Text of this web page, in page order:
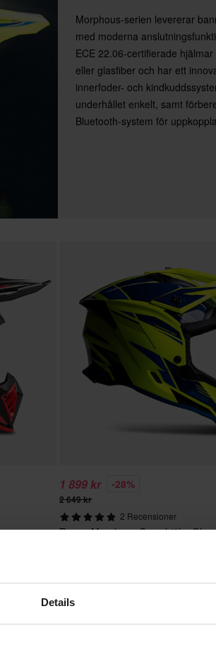
Details
Morphous-serien levererar
med moderna
ECE 22.06-certifierade
eller glasfiber och har ett
innerfoder- och
underhållet enkelt, samt
Bluetooth-system för
1 899 kr -28%
2 649 kr
2 Recensioner
Raven Morphous Crosshjälm